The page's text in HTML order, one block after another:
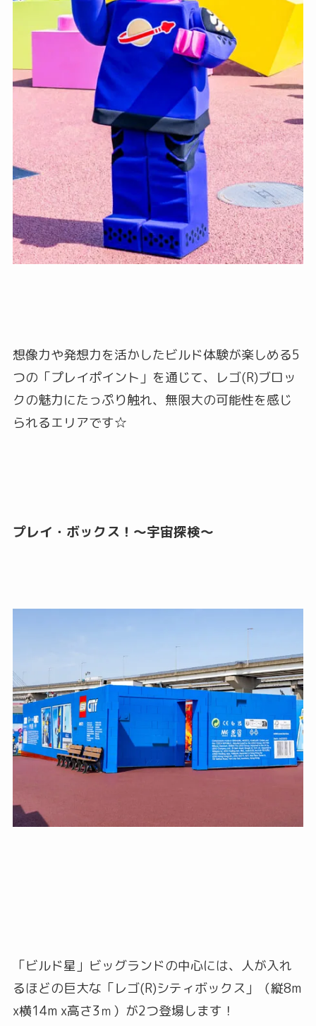
想像力や発想力を活かしたビルド体験が楽しめる5
つの「プレイポイント」を通じて、レゴ(R)ブロッ
クの魅力にたっぷり触れ、無限大の可能性を感じ
られるエリアです☆
プレイ・ボックス！〜宇宙探検〜
「ビルド星」ビッグランドの中心には、人が入れ
るほどの巨大な「レゴ(R)シティボックス」（縦8m
x横14m x高さ3ｍ）が2つ登場します！